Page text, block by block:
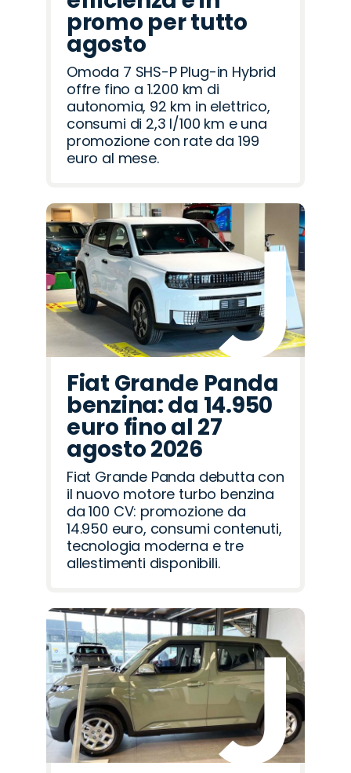
promo per tutto
agosto
Omoda 7 SHS-P Plug-in Hybrid
offre fino a 1.200 km di
autonomia, 92 km in elettrico,
consumi di 2,3 l/100 km e una
promozione con rate da 199
euro al mese.
Fiat Grande Panda
benzina: da 14.950
euro fino al 27
agosto 2026
Fiat Grande Panda debutta con
il nuovo motore turbo benzina
da 100 CV: promozione da
14.950 euro, consumi contenuti,
tecnologia moderna e tre
allestimenti disponibili.